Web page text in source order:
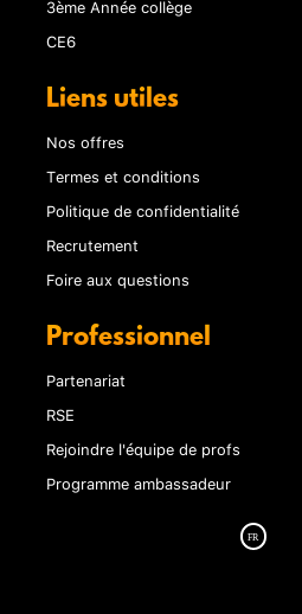
CE6
Liens utiles
Nos offres
Termes et conditions
Politique de confidentialité
Recrutement
Foire aux questions
Professionnel
Partenariat
RSE
Rejoindre l'équipe de profs
Programme ambassadeur